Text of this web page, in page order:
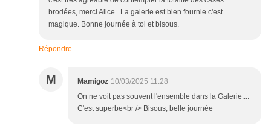
brodées, merci Alice . La galerie est bien fournie c'est
magique. Bonne journée à toi et bisous.
Répondre
M Mamigoz 10/03/2025 11:28
On ne voit pas souvent l'ensemble dans la Galerie....
C'est superbe<br /> Bisous, belle journée